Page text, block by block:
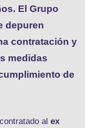
El Grupo
depuren
contratación y
medidas
de
al ex